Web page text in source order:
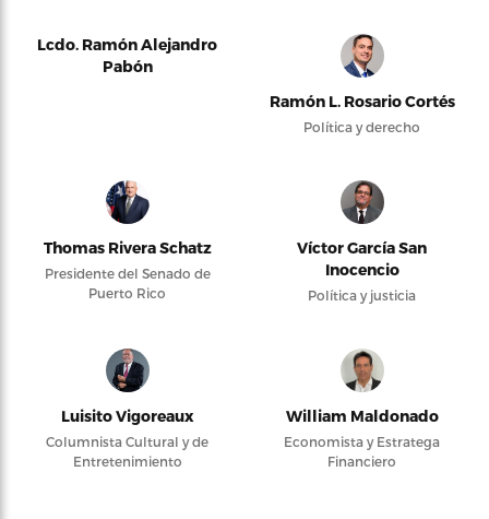
Lcdo. Ramón Alejandro
Pabón
Ramón L. Rosario Cortés
Política y derecho
Thomas Rivera Schatz
Presidente del Senado de
Puerto Rico
Víctor García San
Inocencio
Política y justicia
Luisito Vigoreaux
Columnista Cultural y de
Entretenimiento
William Maldonado
Economista y Estratega
Financiero